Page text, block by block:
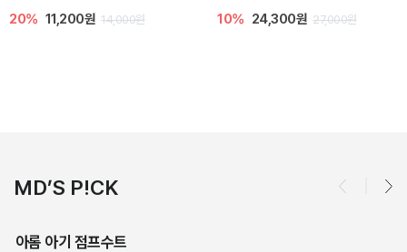
30% 14,700원 21,000원 30% 16,100원 23,000원
MD’S P!CK
아롬 아기 점프수트